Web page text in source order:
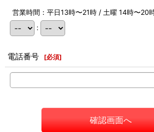
営業時間：平日13時〜21時 / 土曜 14時〜20
:
電話番号 [必須]
確認画面へ